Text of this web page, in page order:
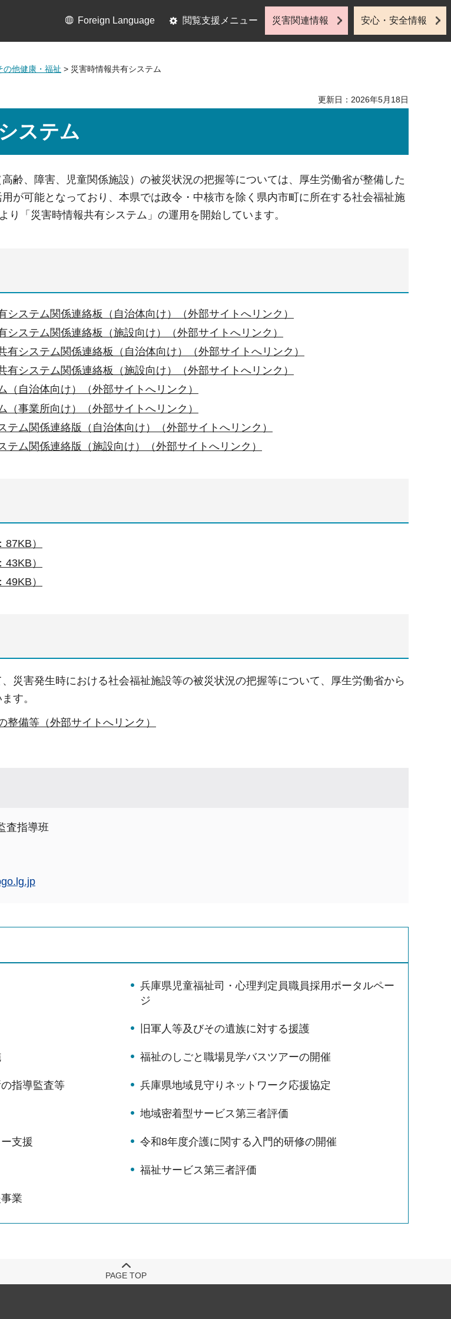
Foreign Language 閲覧支援メニュー 災害関連情報 安心・安全情報
の他健康・福祉 > 災害時情報共有システム
更新日：2026年5月18日
ステム
齢、障害、児童関係施設）の被災状況の把握等については、厚生労働省が整備した
用が可能となっており、本県では政令・中核市を除く県内市町に所在する社会福祉施
り「災害時情報共有システム」の運用を開始しています。
システム関係連絡板（自治体向け）（外部サイトへリンク）
システム関係連絡板（施設向け）（外部サイトへリンク）
有システム関係連絡板（自治体向け）（外部サイトへリンク）
有システム関係連絡板（施設向け）（外部サイトへリンク）
自治体向け）（外部サイトへリンク）
事業所向け）（外部サイトへリンク）
テム関係連絡版（自治体向け）（外部サイトへリンク）
テム関係連絡版（施設向け）（外部サイトへリンク）
）
）
）
災害発生時における社会福祉施設等の被災状況の把握等について、厚生労働省から
す。
備等（外部サイトへリンク）
査指導班
兵庫県児童福祉司・心理判定員職員採用ポータルペー
ジ
旧軍人等及びその遺族に対する援護
福祉のしごと職場見学バスツアーの開催
指導監査等 兵庫県地域見守りネットワーク応援協定
地域密着型サービス第三者評価
支援 令和8年度介護に関する入門的研修の開催
福祉サービス第三者評価
業
PAGE TOP